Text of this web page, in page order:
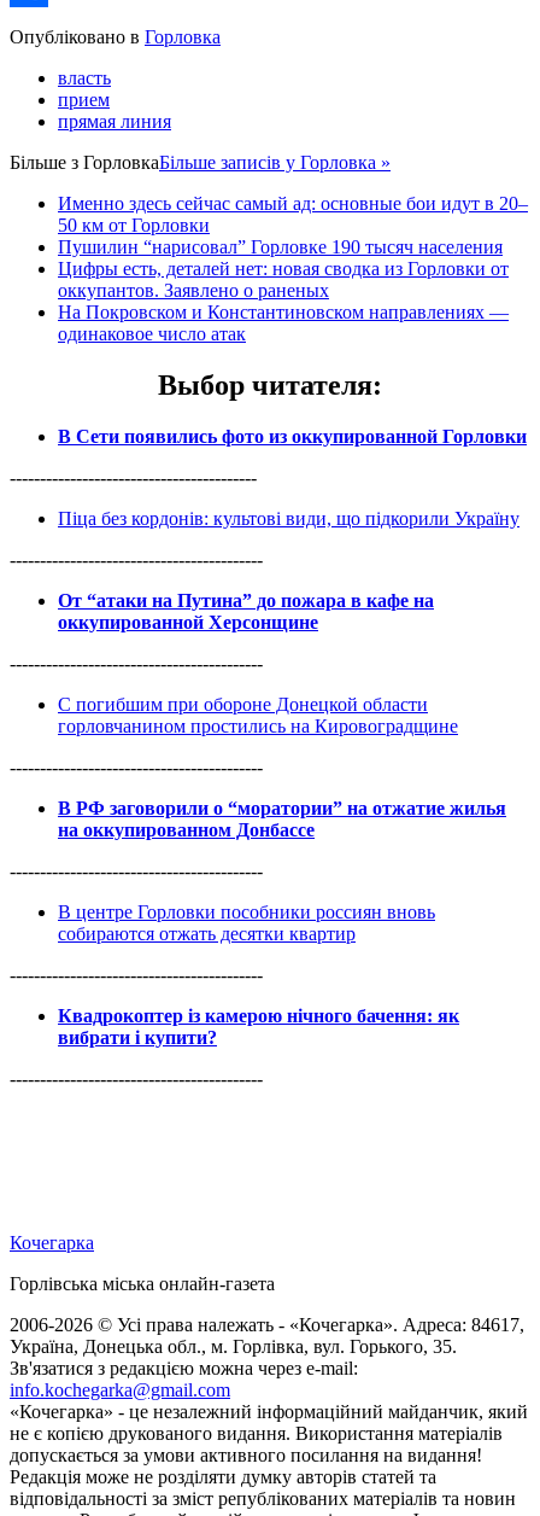
Share
Опубліковано в Горловка
власть
прием
прямая линия
Більше з ГорловкаБільше записів у Горловка »
Именно здесь сейчас самый ад: основные бои идут в 20–
50 км от Горловки
Пушилин “нарисовал” Горловке 190 тысяч населения
Цифры есть, деталей нет: новая сводка из Горловки от
оккупантов. Заявлено о раненых
На Покровском и Константиновском направлениях —
одинаковое число атак
Выбор читателя:
В Сети появились фото из оккупированной Горловки
-----------------------------------------
Піца без кордонів: культові види, що підкорили Україну
------------------------------------------
От “атаки на Путина” до пожара в кафе на
оккупированной Херсонщине
------------------------------------------
С погибшим при обороне Донецкой области
горловчанином простились на Кировоградщине
------------------------------------------
В РФ заговорили о “моратории” на отжатие жилья
на оккупированном Донбассе
------------------------------------------
В центре Горловки пособники россиян вновь
собираются отжать десятки квартир
------------------------------------------
Квадрокоптер із камерою нічного бачення: як
вибрати і купити?
------------------------------------------
Кочегарка
Горлівська міська онлайн-газета
2006-2026 © Усі права належать - «Кочегарка». Адреса: 84617,
Україна, Донецька обл., м. Горлівка, вул. Горького, 35.
Зв'язатися з редакцією можна через e-mail:
info.kochegarka@gmail.com
«Кочегарка» - це незалежний інформаційний майданчик, який
не є копією друкованого видання. Використання матеріалів
допускається за умови активного посилання на видання!
Редакція може не розділяти думку авторів статей та
відповідальності за зміст републікованих матеріалів та новин